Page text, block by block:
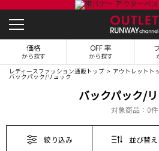
価格
から探す
OFF 率
から探す
レディースファッション通販トップ アウトレットト
バックパック/リュック
バックパック/
対象商品： 0件
絞り込み 並び替え